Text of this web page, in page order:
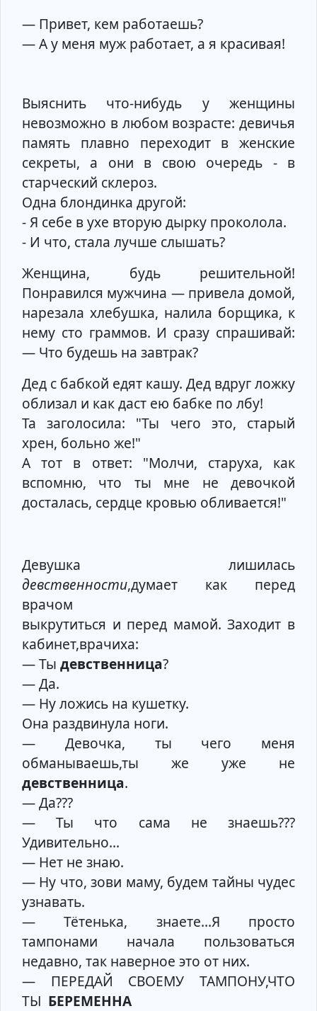
— Привет, кем работаешь?
— А у меня муж работает, а я красивая!
Выяснить что-нибудь у женщины
невозможно в любом возрасте: девичья
память плавно переходит в женские
секреты, а они в свою очередь - в
старческий склероз.
Одна блондинка другой:
- Я себе в ухе вторую дырку проколола.
- И что, стала лучше слышать?
Женщина, будь решительной!
Понравился мужчина — привела домой,
нарезала хлебушка, налила борщика, к
нему сто граммов. И сразу спрашивай:
— Что будешь на завтрак?
Дед с бабкой едят кашу. Дед вдруг ложку
облизал и как даст ею бабке по лбу!
Та заголосила: "Ты чего это, старый
хрен, больно же!"
А тот в ответ: "Молчи, старуха, как
вспомню, что ты мне не девочкой
досталась, сердце кровью обливается!"
Девушка лишилась
девственности,думает как перед
врачом
выкрутиться и перед мамой. Заходит в
кабинет,врачиха:
— Ты девственница?
— Да.
— Ну ложись на кушетку.
Она раздвинула ноги.
— Девочка, ты чего меня
обманываешь,ты же уже не
девственница.
— Да???
— Ты что сама не знаешь???
Удивительно...
— Нет не знаю.
— Ну что, зови маму, будем тайны чудес
узнавать.
— Тётенька, знаете...Я просто
тампонами начала пользоваться
недавно, так наверное это от них.
— ПЕРЕДАЙ СВОЕМУ ТАМПОНУ,ЧТО
ТЫ БЕРЕМЕННА